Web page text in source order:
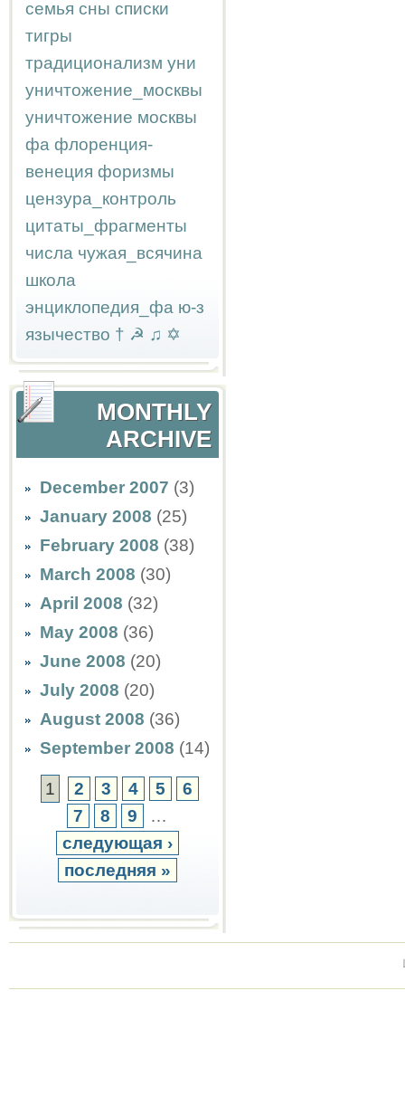
семья сны списки
тигры
традиционализм уни
уничтожение_москвы
уничтожение москвы
фа флоренция-
венеция форизмы
цензура_контроль
цитаты_фрагменты
числа чужая_всячина
школа
энциклопедия_фа ю-з
язычество † ☭ ♫ ✡
MONTHLY
ARCHIVE
December 2007 (3)
January 2008 (25)
February 2008 (38)
March 2008 (30)
April 2008 (32)
May 2008 (36)
June 2008 (20)
July 2008 (20)
August 2008 (36)
September 2008 (14)
1 2 3 4 5
6
7
8 9
…
следующая ›
последняя »